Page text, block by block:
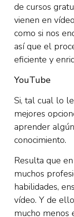
de cursos
vienen en
como si nos
así que el
eficiente y
YouTube
Si, tal cual lo
mejores
aprender
conocimiento.
Resulta que
muchos
habilidades,
vídeo. Y de
mucho menos